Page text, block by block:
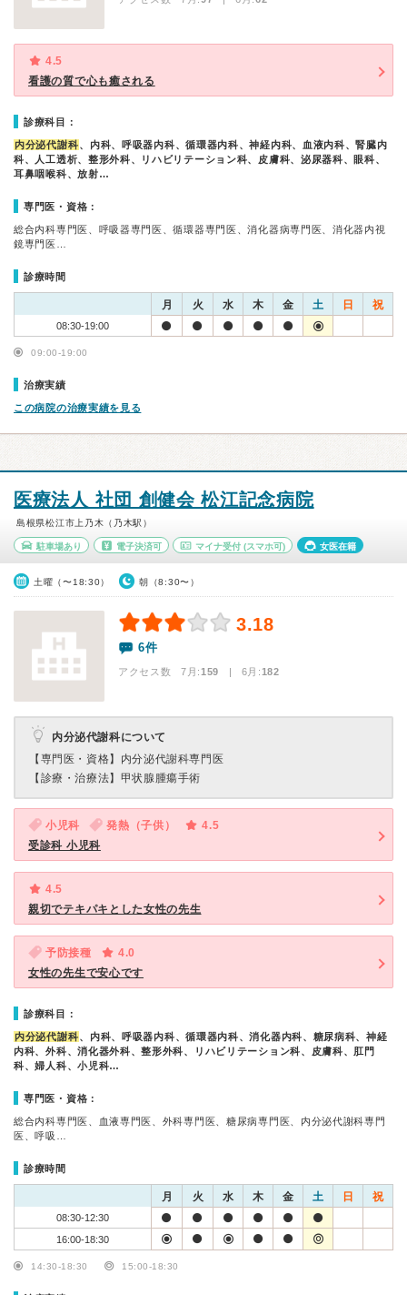
4.5
看護の質で心も癒される
診療科目：
内分泌代謝科、内科、呼吸器内科、循環器内科、神経内科、血液内科、腎臓内
科、人工透析、整形外科、リハビリテーション科、皮膚科、泌尿器科、眼科、
耳鼻咽喉科、放射…
専門医・資格：
総合内科専門医、呼吸器専門医、循環器専門医、消化器病専門医、消化器内視
鏡専門医…
診療時間
月 火 水 木 金 土 日 祝
08:30-19:00
09:00-19:00
治療実績
この病院の治療実績を見る
医療法人 社団 創健会 松江記念病院
島根県松江市上乃木（乃木駅）
駐車場あり 電子決済可 マイナ受付 (スマホ可) 女医在籍
土曜（〜18:30） 朝（8:30〜）
3.18
6件
アクセス数 7月:159 | 6月:182
内分泌代謝科について
【専門医・資格】 内分泌代謝科専門医
【診療・治療法】 甲状腺腫瘍手術
小児科 発熱（子供）
4.5
受診科 小児科
4.5
親切でテキパキとした女性の先生
予防接種
4.0
女性の先生で安心です
診療科目：
内分泌代謝科、内科、呼吸器内科、循環器内科、消化器内科、糖尿病科、神経
内科、外科、消化器外科、整形外科、リハビリテーション科、皮膚科、肛門
科、婦人科、小児科…
専門医・資格：
総合内科専門医、血液専門医、外科専門医、糖尿病専門医、内分泌代謝科専門
医、呼吸…
診療時間
月 火 水 木 金 土 日 祝
08:30-12:30
16:00-18:30
14:30-18:30 15:00-18:30